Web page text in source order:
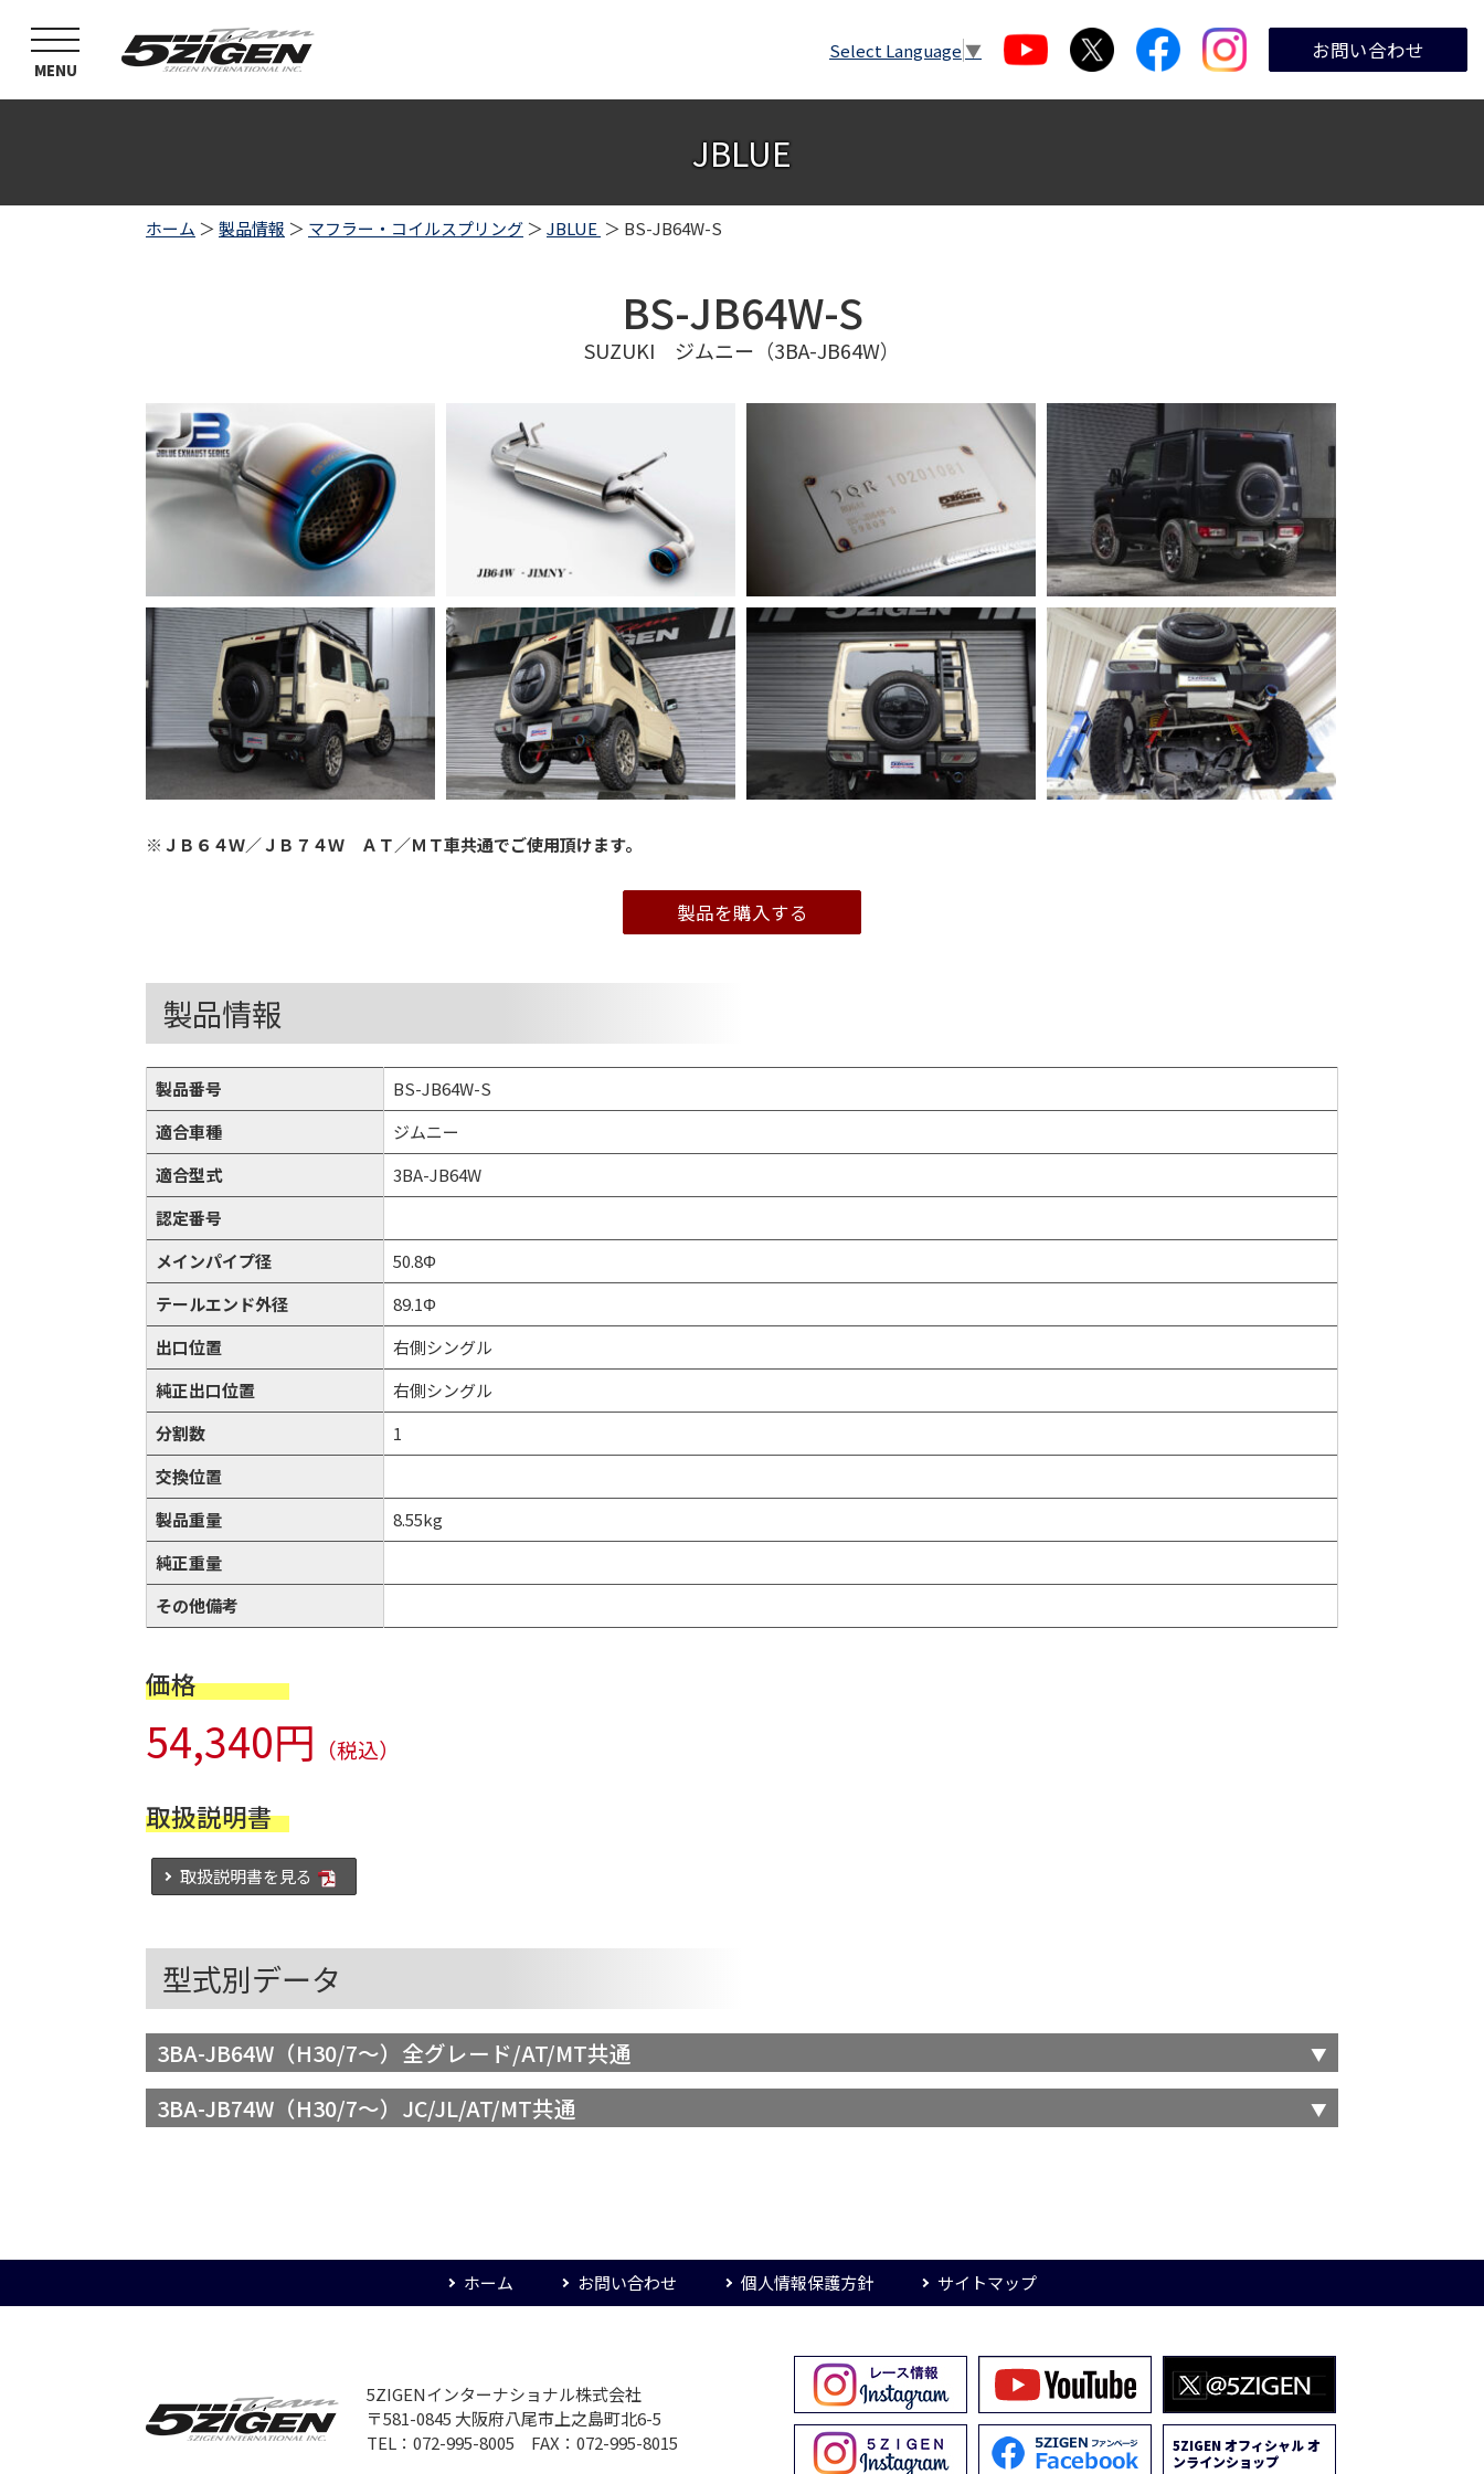
toggle
navigation
MENU
Select Language ▼ お問い合わせ
JBLUE
ホーム ＞製品情報 ＞ マフラー・コイルスプリング ＞JBLUE ＞ BS-JB64W-S
BS-JB64W-S
SUZUKI ジムニー（3BA-JB64W）
※ＪＢ６４Ｗ／ＪＢ７４Ｗ ＡＴ／ＭＴ車共通でご使用頂けます。
製品を購入する
製品情報
製品番号
BS-JB64W-S
適合車種
ジムニー
適合型式
3BA-JB64W
認定番号
メインパイプ径
50.8Φ
テールエンド外径
89.1Φ
出口位置
右側シングル
純正出口位置
右側シングル
分割数
1
交換位置
製品重量
8.55kg
純正重量
その他備考
価格
54,340円 （税込）
取扱説明書
取扱説明書を見る
型式別データ
3BA-JB64W（H30/7～）全グレード/AT/MT共通
3BA-JB74W（H30/7～）JC/JL/AT/MT共通
ホーム お問い合わせ 個人情報保護方針 サイトマップ
5ZIGENインターナショナル株式会社
〒581-0845 大阪府八尾市上之島町北6-5
TEL：072-995-8005 FAX：072-995-8015
5ZIGEN オフィシャル オ
ンラインショップ